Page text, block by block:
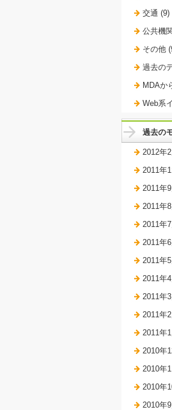
交通 (9)
公共機
その他
過去の
MDAか
Web系
過去の
2012年
2011年
2011年
2011年
2011年
2011年
2011年
2011年
2011年
2011年
2011年
2010年
2010年
2010年
2010年